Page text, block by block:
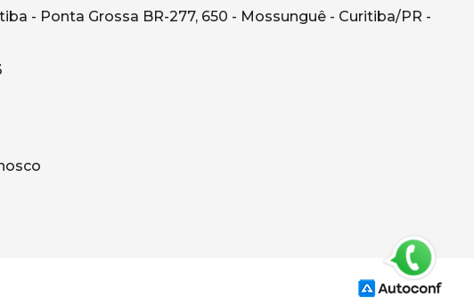
- Ponta Grossa BR-277, 650 - Mossunguê - Curitiba/PR -